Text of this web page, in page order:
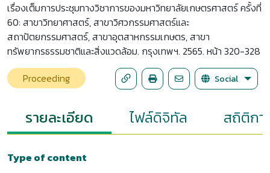
เรื่องเต็มการประชุมทางวิชาการของมหาวิทยาลัยเกษตรศาสตร์ ครั้งที่
60: สาขาวิทยาศาสตร์, สาขาวิศวกรรมศาสตร์และ
สถาปัตยกรรมศาสตร์, สาขาอุตสาหกรรมเกษตร, สาขา
ทรัพยากรธรรมชาติและสิ่งแวดล้อม. กรุงเทพฯ. 2565. หน้า 320-328
Proceeding
Social
รายละเอียด ไฟล์ดิจิทัล สถิติกา
Type of content